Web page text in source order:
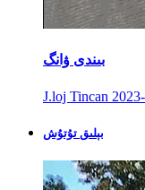
بىندى ۋانگ
بېلىق تۇتۇش